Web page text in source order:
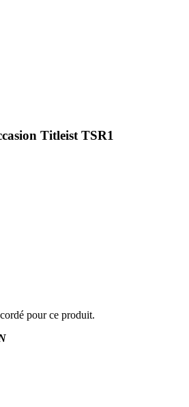
Titleist TSR1
pour ce produit.